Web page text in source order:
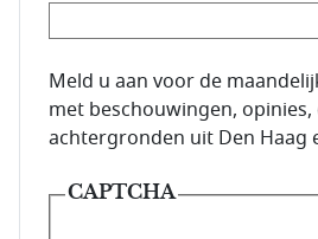
E-mailadres van de abonnee.
Meld u aan voor de
met beschouwingen,
achtergronden uit Den Haag
CAPTCHA